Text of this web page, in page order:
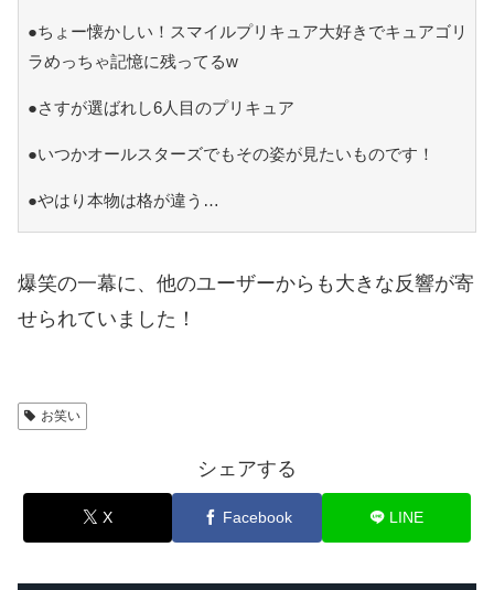
●ちょー懐かしい！スマイルプリキュア大好きでキュアゴリ
ラめっちゃ記憶に残ってるw
●さすが選ばれし6人目のプリキュア
●いつかオールスターズでもその姿が見たいものです！
●やはり本物は格が違う…
爆笑の一幕に、他のユーザーからも大きな反響が寄
せられていました！
お笑い
シェアする
X Facebook LINE